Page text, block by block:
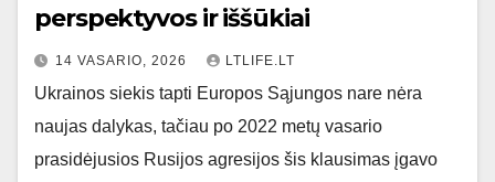
perspektyvos ir iššūkiai
14 VASARIO, 2026 LTLIFE.LT
Ukrainos siekis tapti Europos Sąjungos nare nėra
naujas dalykas, tačiau po 2022 metų vasario
prasidėjusios Rusijos agresijos šis klausimas įgavo